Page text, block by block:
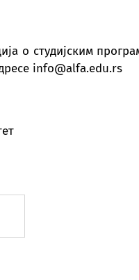
о студијским
info@alfa.edu.rs